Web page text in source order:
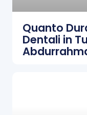
Quanto
Dentali in